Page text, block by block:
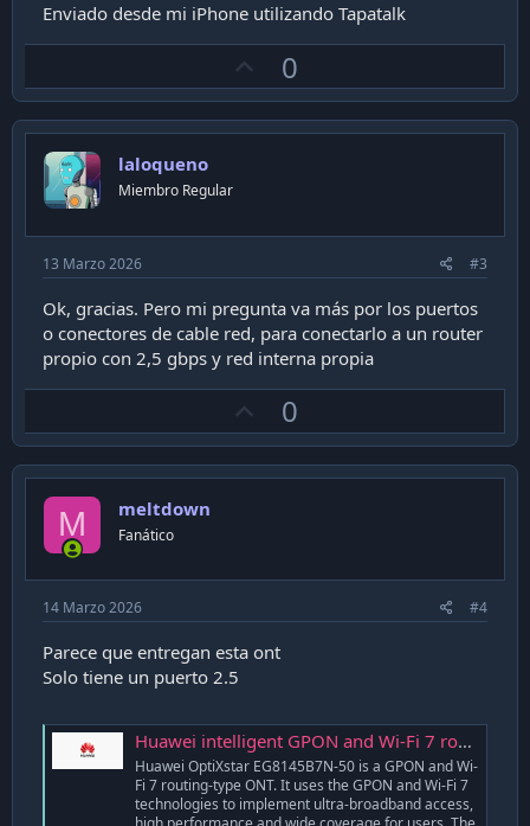
Enviado desde mi iPhone utilizando Tapatalk
p
v
0
laloqueno
Miembro Regular
13 Marzo 2026 #3
Ok, gracias. Pero mi pregunta va más por los puertos
o conectores de cable red, para conectarlo a un router
propio con 2,5 gbps y red interna propia
p
v
0
M meltdown
Fanático
14 Marzo 2026 #4
Parece que entregan esta ont
Solo tiene un puerto 2.5
Huawei intelligent GPON and Wi-Fi 7 routing-type ONT - Huawei Enterprise
Huawei OptiXstar EG8145B7N-50 is a GPON and Wi-
Fi 7 routing-type ONT. It uses the GPON and Wi-Fi 7
technologies to implement ultra-broadband access,